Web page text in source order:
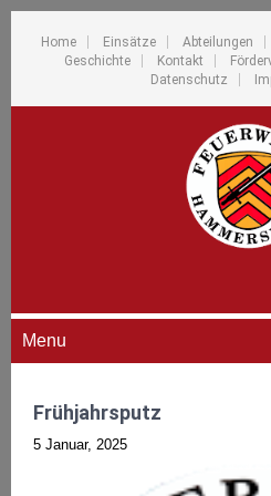
Home Einsätze Abteilungen
Geschichte
Kontakt
Datenschutz
Menu
Frühjahrsputz
5 Januar, 2025